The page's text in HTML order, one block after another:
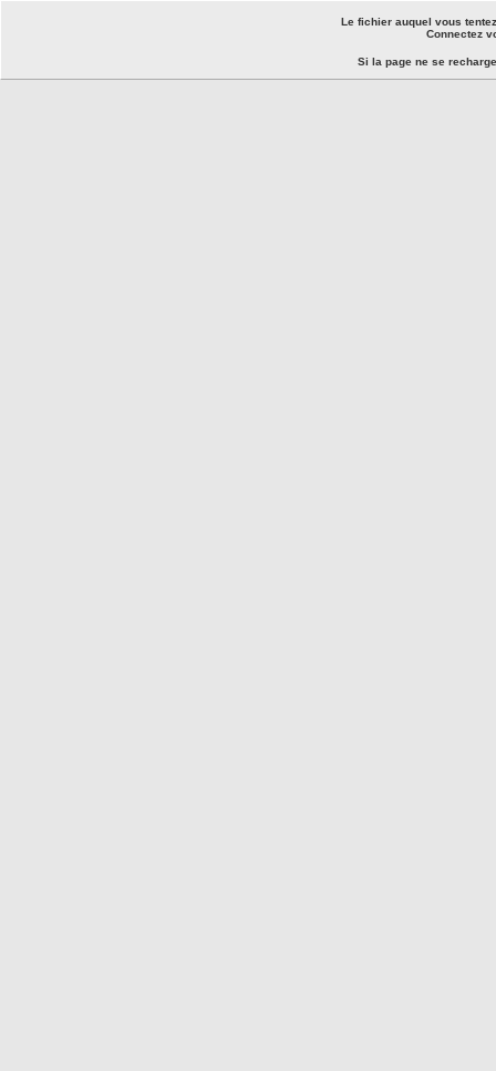
Le fichier auquel vous
Connectez
Si la page ne se